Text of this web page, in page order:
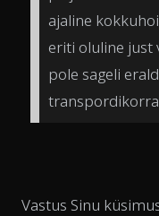
ajaline
eriti oluline just
pole sageli
Vastus Sinu